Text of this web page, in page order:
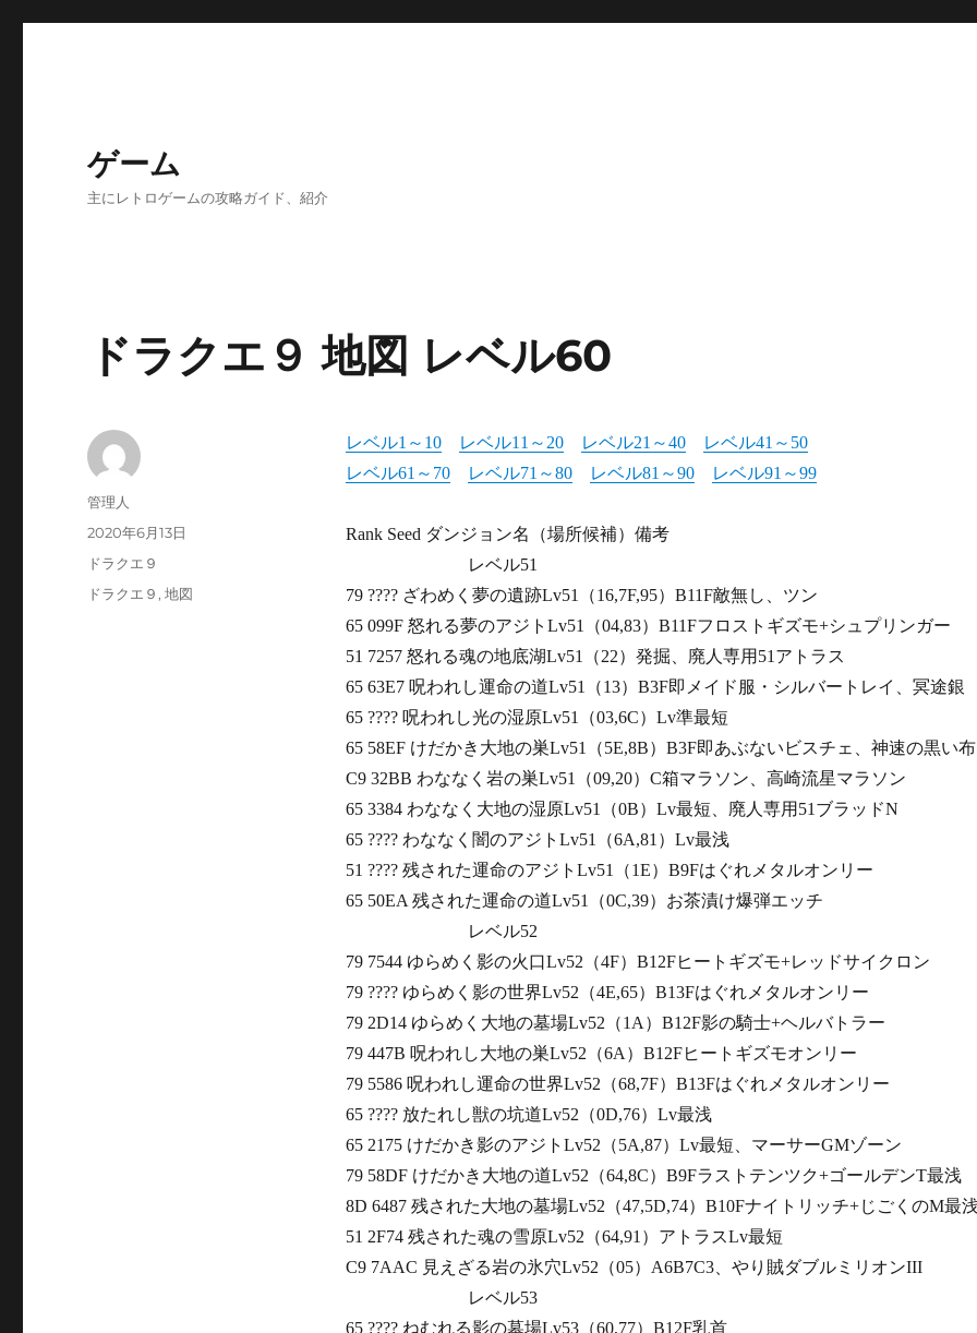
ゲーム
主にレトロゲームの攻略ガイド、紹介
ドラクエ９ 地図 レベル60
レベル1～10 レベル11～20 レベル21～40
レベル41～50
レベル61～70
レベル71～80 レベル81～90 レベル91～99
Rank Seed ダンジョン名（場所候補）備考
レベル51
79 ???? ざわめく夢の遺跡Lv51（16,7F,95）B11F敵無し、ツン
65 099F 怒れる夢のアジトLv51（04,83）B11Fフロストギズモ+シュプリンガー
51 7257 怒れる魂の地底湖Lv51（22）発掘、廃人専用51アトラス
65 63E7 呪われし運命の道Lv51（13）B3F即メイド服・シルバートレイ、冥途銀
65 ???? 呪われし光の湿原Lv51（03,6C）Lv準最短
65 58EF けだかき大地の巣Lv51（5E,8B）B3F即あぶないビスチェ、神速の黒い布
C9 32BB わななく岩の巣Lv51（09,20）C箱マラソン、高崎流星マラソン
65 3384 わななく大地の湿原Lv51（0B）Lv最短、廃人専用51ブラッドN
65 ???? わななく闇のアジトLv51（6A,81）Lv最浅
51 ???? 残された運命のアジトLv51（1E）B9Fはぐれメタルオンリー
65 50EA 残された運命の道Lv51（0C,39）お茶漬け爆弾エッチ
レベル52
79 7544 ゆらめく影の火口Lv52（4F）B12Fヒートギズモ+レッドサイクロン
79 ???? ゆらめく影の世界Lv52（4E,65）B13Fはぐれメタルオンリー
79 2D14 ゆらめく大地の墓場Lv52（1A）B12F影の騎士+ヘルバトラー
79 447B 呪われし大地の巣Lv52（6A）B12Fヒートギズモオンリー
79 5586 呪われし運命の世界Lv52（68,7F）B13Fはぐれメタルオンリー
65 ???? 放たれし獣の坑道Lv52（0D,76）Lv最浅
65 2175 けだかき影のアジトLv52（5A,87）Lv最短、マーサーGMゾーン
79 58DF けだかき大地の道Lv52（64,8C）B9Fラストテンツク+ゴールデンT最浅
8D 6487 残された大地の墓場Lv52（47,5D,74）B10Fナイトリッチ+じごくのM最
51 2F74 残された魂の雪原Lv52（64,91）アトラスLv最短
C9 7AAC 見えざる岩の氷穴Lv52（05）A6B7C3、やり賊ダブルミリオンIII
レベル53
65 ???? ねむれる影の墓場Lv53（60,77）B12F乳首
投
管理人
投
稿
2020年6月13日
カ
テ
ドラクエ９
タ
ドラクエ９ ,地図